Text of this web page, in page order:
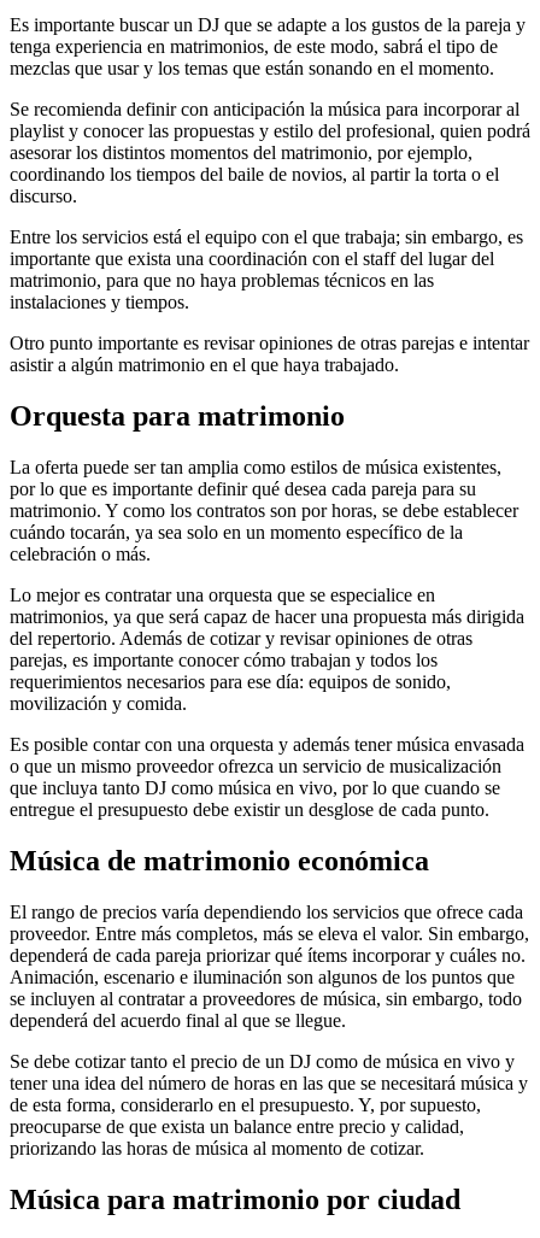
Es importante buscar un DJ que se adapte a los gustos de la pareja y
tenga experiencia en matrimonios, de este modo, sabrá el tipo de
mezclas que usar y los temas que están sonando en el momento.
Se recomienda definir con anticipación la música para incorporar al
playlist y conocer las propuestas y estilo del profesional, quien podrá
asesorar los distintos momentos del matrimonio, por ejemplo,
coordinando los tiempos del baile de novios, al partir la torta o el
discurso.
Entre los servicios está el equipo con el que trabaja; sin embargo, es
importante que exista una coordinación con el staff del lugar del
matrimonio, para que no haya problemas técnicos en las
instalaciones y tiempos.
Otro punto importante es revisar opiniones de otras parejas e intentar
asistir a algún matrimonio en el que haya trabajado.
Orquesta para matrimonio
La oferta puede ser tan amplia como estilos de música existentes,
por lo que es importante definir qué desea cada pareja para su
matrimonio. Y como los contratos son por horas, se debe establecer
cuándo tocarán, ya sea solo en un momento específico de la
celebración o más.
Lo mejor es contratar una orquesta que se especialice en
matrimonios, ya que será capaz de hacer una propuesta más dirigida
del repertorio. Además de cotizar y revisar opiniones de otras
parejas, es importante conocer cómo trabajan y todos los
requerimientos necesarios para ese día: equipos de sonido,
movilización y comida.
Es posible contar con una orquesta y además tener música envasada
o que un mismo proveedor ofrezca un servicio de musicalización
que incluya tanto DJ como música en vivo, por lo que cuando se
entregue el presupuesto debe existir un desglose de cada punto.
Música de matrimonio económica
El rango de precios varía dependiendo los servicios que ofrece cada
proveedor. Entre más completos, más se eleva el valor. Sin embargo,
dependerá de cada pareja priorizar qué ítems incorporar y cuáles no.
Animación, escenario e iluminación son algunos de los puntos que
se incluyen al contratar a proveedores de música, sin embargo, todo
dependerá del acuerdo final al que se llegue.
Se debe cotizar tanto el precio de un DJ como de música en vivo y
tener una idea del número de horas en las que se necesitará música y
de esta forma, considerarlo en el presupuesto. Y, por supuesto,
preocuparse de que exista un balance entre precio y calidad,
priorizando las horas de música al momento de cotizar.
Música para matrimonio por ciudad